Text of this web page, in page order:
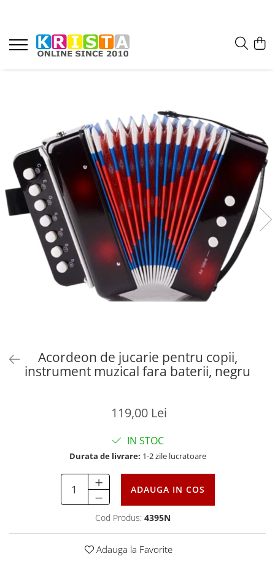
Acordeon de jucarie pentru copii,
instrument muzical fara baterii, negru
119,00 Lei
IN STOC
Durata de livrare: 1-2 zile lucratoare
ADAUGA IN COS
Cod Produs: 4395N
Adauga la Favorite